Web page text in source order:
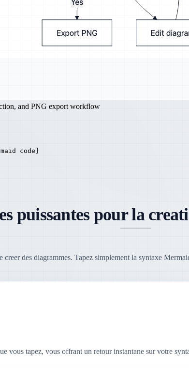
and PNG export workflow
code]
puissantes pour la
creer des diagrammes. Tapez simplement la syntaxe
vous tapez, vous offrant un retour instantane sur votre